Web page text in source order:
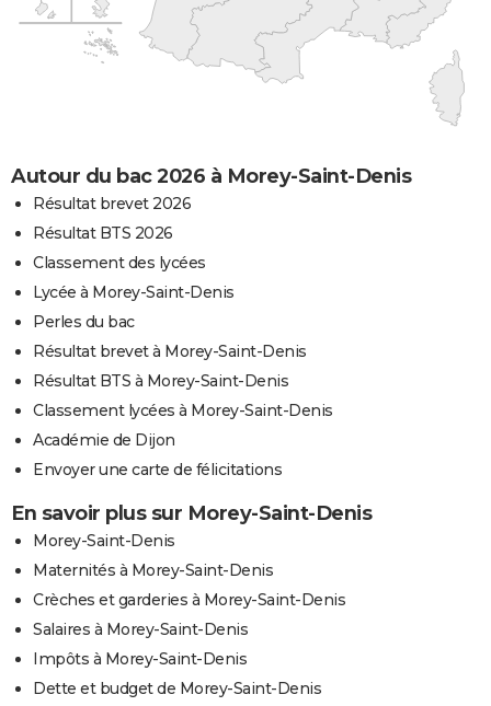
Autour du bac 2026 à Morey-Saint-Denis
Résultat brevet 2026
Résultat BTS 2026
Classement des lycées
Lycée à Morey-Saint-Denis
Perles du bac
Résultat brevet à Morey-Saint-Denis
Résultat BTS à Morey-Saint-Denis
Classement lycées à Morey-Saint-Denis
Académie de Dijon
Envoyer une carte de félicitations
En savoir plus sur Morey-Saint-Denis
Morey-Saint-Denis
Maternités à Morey-Saint-Denis
Crèches et garderies à Morey-Saint-Denis
Salaires à Morey-Saint-Denis
Impôts à Morey-Saint-Denis
Dette et budget de Morey-Saint-Denis